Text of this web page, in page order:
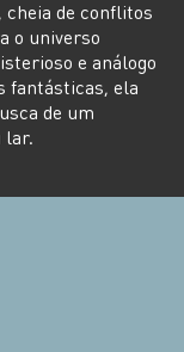
cheia de conflitos
o universo
e análogo
fantásticas, ela
de um
lar.